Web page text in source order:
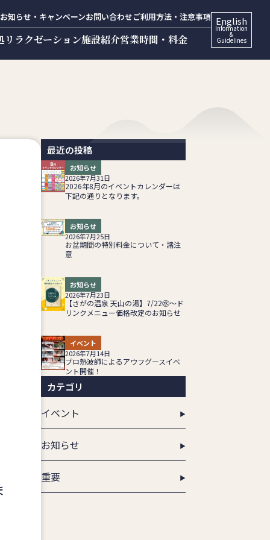
お知らせ・キャンペーンお問い合わせご利用方法・注意事項
リラクゼーション施設紹介営業時間・料金
English
Information
&
Guidelines
最近の投稿
お知らせ
2026年7月31日
2026年8月のイベントカレンダーは
下記の通りとなります。
お知らせ
2026年7月25日
お盆期間の特別料金について・諸注
意
お知らせ
2026年7月23日
【さがの温泉 天山の湯】7/22㊌～ド
リンクメニュー価格改定のお知らせ
イベント
2026年7月14日
プロ熱波師によるアウフグースイベ
ント開催！
カテゴリ
イベント
お知らせ
重要